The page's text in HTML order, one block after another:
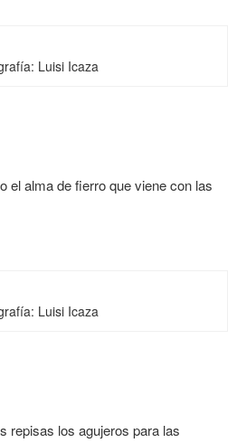
Luisi Icaza
el alma de fierro que viene con las
Luisi Icaza
repisas los agujeros para las